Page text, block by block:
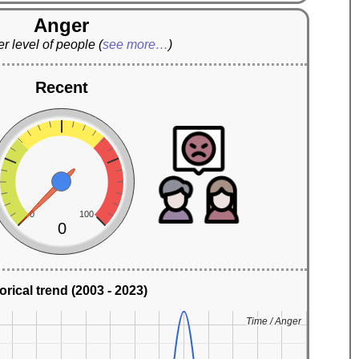
Anger
level of people(see more…)
Recent
0 100
0
trend (2003 - 2023)
Time / Anger
Time / Anger